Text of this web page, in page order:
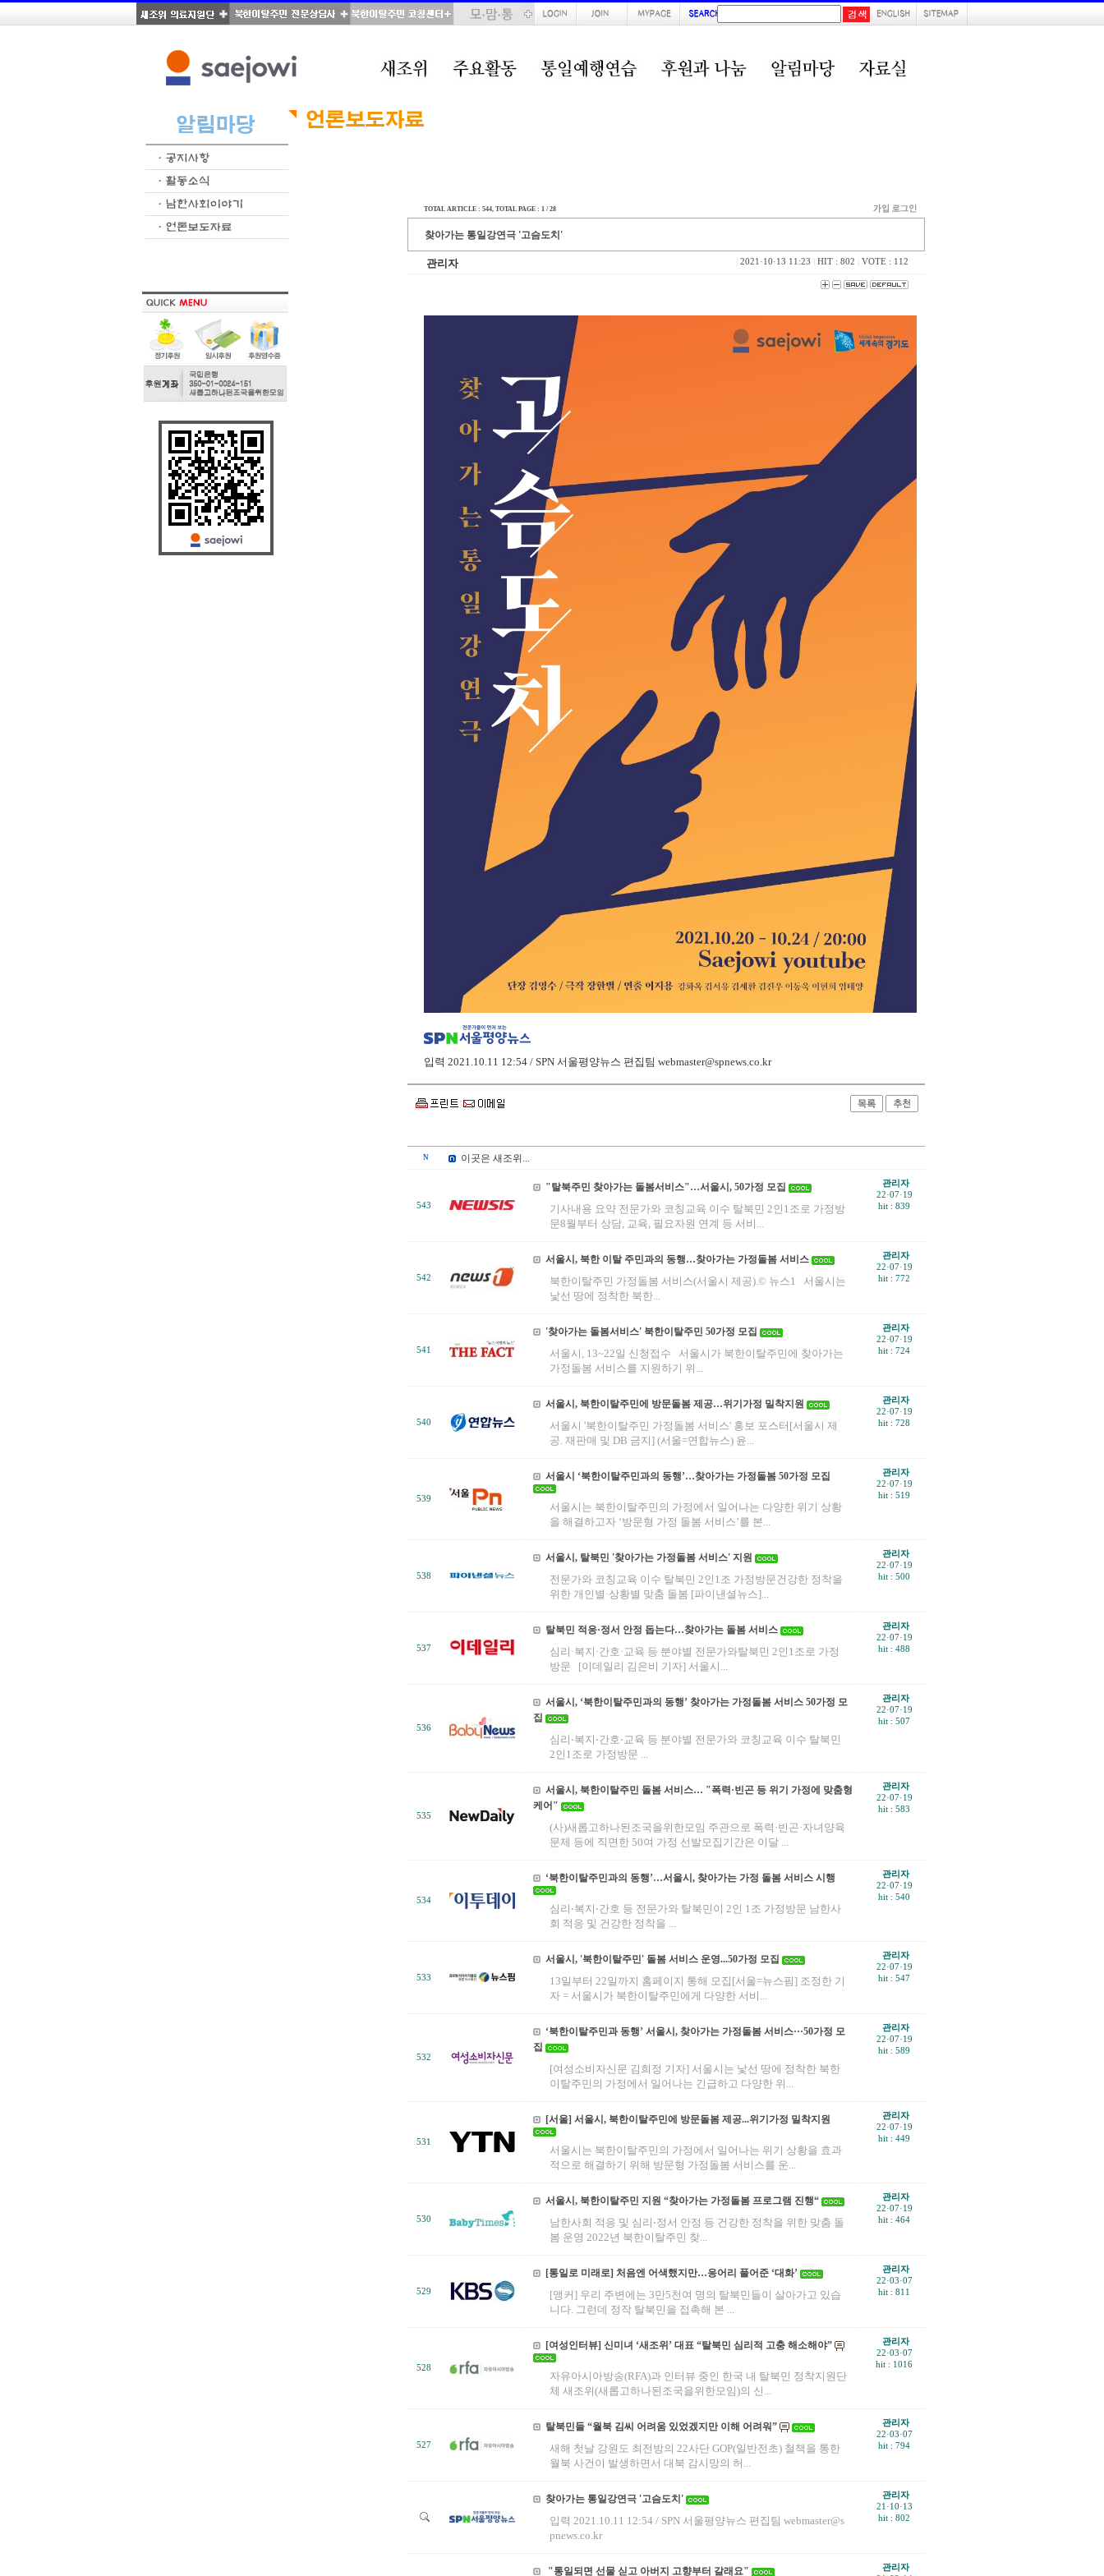
TOTAL ARTICLE : 544, TOTAL PAGE : 1 / 28
찾아가는 통일강연극 '고슴도치'
관리자 2021·10·13 11:23 HIT : 802 VOTE : 112
입력 2021.10.11 12:54 / SPN 서울평양뉴스 편집팀 webmaster@spnews.co.kr
N 이곳은 새조위...
543
"탈북주민 찾아가는 돌봄서비스"…서울시, 50가정 모집
기사내용 요약 전문가와 코칭교육 이수 탈북민 2인1조로 가정방
문8월부터 상담, 교육, 필요자원 연계 등 서비...
관리자
22·07·19
hit : 839
542
서울시, 북한 이탈 주민과의 동행…찾아가는 가정돌봄 서비스
북한이탈주민 가정돌봄 서비스(서울시 제공).© 뉴스1 서울시는
낯선 땅에 정착한 북한...
관리자
22·07·19
hit : 772
541
'찾아가는 돌봄서비스' 북한이탈주민 50가정 모집
서울시, 13~22일 신청접수 서울시가 북한이탈주민에 찾아가는
가정돌봄 서비스를 지원하기 위...
관리자
22·07·19
hit : 724
540
서울시, 북한이탈주민에 방문돌봄 제공…위기가정 밀착지원
서울시 '북한이탈주민 가정돌봄 서비스' 홍보 포스터[서울시 제
공. 재판매 및 DB 금지] (서울=연합뉴스) 윤...
관리자
22·07·19
hit : 728
539
서울시 ‘북한이탈주민과의 동행’…찾아가는 가정돌봄 50가정 모집
서울시는 북한이탈주민의 가정에서 일어나는 다양한 위기 상황
을 해결하고자 ‘방문형 가정 돌봄 서비스’를 본...
관리자
22·07·19
hit : 519
538
서울시, 탈북민 '찾아가는 가정돌봄 서비스' 지원
전문가와 코칭교육 이수 탈북민 2인1조 가정방문건강한 정착을
위한 개인별·상황별 맞춤 돌봄 [파이낸셜뉴스]...
관리자
22·07·19
hit : 500
537
탈북민 적응·정서 안정 돕는다…찾아가는 돌봄 서비스
심리·복지·간호·교육 등 분야별 전문가와탈북민 2인1조로 가정
방문 [이데일리 김은비 기자] 서울시...
관리자
22·07·19
hit : 488
536
서울시, ‘북한이탈주민과의 동행’ 찾아가는 가정돌봄 서비스 50가정 모
집
심리‧복지‧간호‧교육 등 분야별 전문가와 코칭교육 이수 탈북민
2인1조로 가정방문 ...
관리자
22·07·19
hit : 507
535
서울시, 북한이탈주민 돌봄 서비스… "폭력·빈곤 등 위기 가정에 맞춤형
케어"
(사)새롭고하나된조국을위한모임 주관으로 폭력·빈곤·자녀양육
문제 등에 직면한 50여 가정 선발모집기간은 이달 ...
관리자
22·07·19
hit : 583
534
‘북한이탈주민과의 동행’…서울시, 찾아가는 가정 돌봄 서비스 시행
심리‧복지‧간호 등 전문가와 탈북민이 2인 1조 가정방문 남한사
회 적응 및 건강한 정착을 ...
관리자
22·07·19
hit : 540
533
서울시, '북한이탈주민' 돌봄 서비스 운영...50가정 모집
13일부터 22일까지 홈페이지 통해 모집[서울=뉴스핌] 조정한 기
자 = 서울시가 북한이탈주민에게 다양한 서비...
관리자
22·07·19
hit : 547
532
‘북한이탈주민과 동행’ 서울시, 찾아가는 가정돌봄 서비스···50가정 모
집
[여성소비자신문 김희정 기자] 서울시는 낯선 땅에 정착한 북한
이탈주민의 가정에서 일어나는 긴급하고 다양한 위...
관리자
22·07·19
hit : 589
531
[서울] 서울시, 북한이탈주민에 방문돌봄 제공...위기가정 밀착지원
서울시는 북한이탈주민의 가정에서 일어나는 위기 상황을 효과
적으로 해결하기 위해 방문형 가정돌봄 서비스를 운...
관리자
22·07·19
hit : 449
530
서울시, 북한이탈주민 지원 “찾아가는 가정돌봄 프로그램 진행“
남한사회 적응 및 심리‧정서 안정 등 건강한 정착을 위한 맞춤 돌
봄 운영 2022년 북한이탈주민 찾...
관리자
22·07·19
hit : 464
529
[통일로 미래로] 처음엔 어색했지만…응어리 풀어준 ‘대화’
[앵커] 우리 주변에는 3만5천여 명의 탈북민들이 살아가고 있습
니다. 그런데 정작 탈북민을 접촉해 본 ...
관리자
22·03·07
hit : 811
528
[여성인터뷰] 신미녀 ‘새조위’ 대표 “탈북민 심리적 고충 해소해야”
자유아시아방송(RFA)과 인터뷰 중인 한국 내 탈북민 정착지원단
체 새조위(새롭고하나된조국을위한모임)의 신...
관리자
22·03·07
hit : 1016
527
탈북민들 “월북 김씨 어려움 있었겠지만 이해 어려워”
새해 첫날 강원도 최전방의 22사단 GOP(일반전초) 철책을 통한
월북 사건이 발생하면서 대북 감시망의 허...
관리자
22·03·07
hit : 794
찾아가는 통일강연극 '고슴도치'
입력 2021.10.11 12:54 / SPN 서울평양뉴스 편집팀 webmaster@s
pnews.co.kr
관리자
21·10·13
hit : 802
"통일되면 선물 싣고 아버지 고향부터 갈래요"
관리자